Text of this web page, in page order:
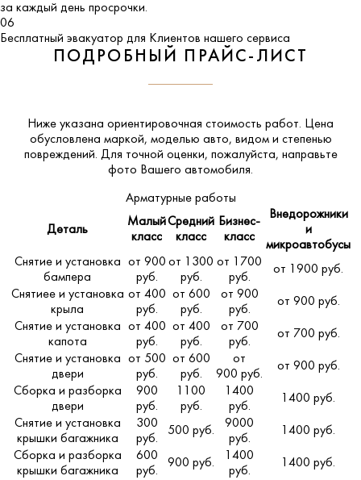
за каждый день просрочки.
06
Бесплатный эвакуатор для Клиентов нашего сервиса
ПОДРОБНЫЙ ПРАЙС-ЛИСТ
Ниже указана ориентировочная стоимость работ. Цена
обусловлена маркой, моделью авто, видом и степенью
повреждений. Для точной оценки, пожалуйста, направьте
фото Вашего автомобиля.
Арматурные работы
Деталь
Малый
класс
Средний
класс
Бизнес-
класс
Внедорожники
и
микроавтобусы
Снятие и установка
бампера
от 900
руб.
от 1300
руб.
от 1700
руб.
от 1900 руб.
Снятиее и установка
крыла
от 400
руб.
от 600
руб.
от 900
руб.
от 900 руб.
Снятие и установка
капота
от 400
руб.
от 400
руб.
от 700
руб.
от 700 руб.
Снятие и установка
двери
от 500
руб.
от 600
руб.
от
900 руб.
от 900 руб.
Сборка и разборка
двери
900
руб.
1100
руб.
1400
руб.
1400 руб.
Снятие и установка
крышки багажника
300
руб.
500 руб.
9000
руб.
1400 руб.
Сборка и разборка
крышки багажника
600
руб.
900 руб.
1400
руб.
1400 руб.